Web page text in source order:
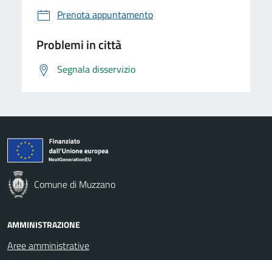
Prenota appuntamento
Problemi in città
Segnala disservizio
Comune di Muzzano
AMMINISTRAZIONE
Aree amministrative